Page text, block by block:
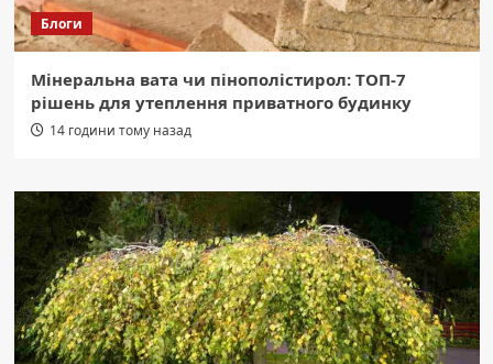
Блоги
Мінеральна вата чи пінополістирол: ТОП-7
рішень для утеплення приватного будинку
14 години тому назад